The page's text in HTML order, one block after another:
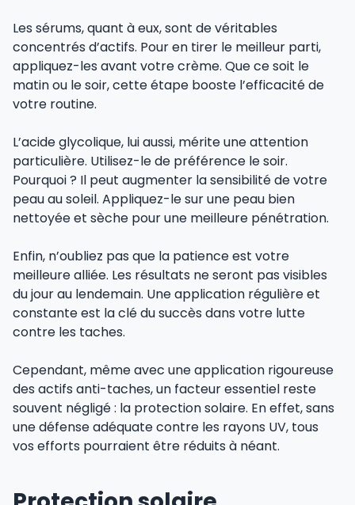
Les sérums, quant à eux, sont de véritables
concentrés d’actifs. Pour en tirer le meilleur parti,
appliquez-les avant votre crème. Que ce soit le
matin ou le soir, cette étape booste l’efficacité de
votre routine.
L’acide glycolique, lui aussi, mérite une attention
particulière. Utilisez-le de préférence le soir.
Pourquoi ? Il peut augmenter la sensibilité de votre
peau au soleil. Appliquez-le sur une peau bien
nettoyée et sèche pour une meilleure pénétration.
Enfin, n’oubliez pas que la patience est votre
meilleure alliée. Les résultats ne seront pas visibles
du jour au lendemain. Une application régulière et
constante est la clé du succès dans votre lutte
contre les taches.
Cependant, même avec une application rigoureuse
des actifs anti-taches, un facteur essentiel reste
souvent négligé : la protection solaire. En effet, sans
une défense adéquate contre les rayons UV, tous
vos efforts pourraient être réduits à néant.